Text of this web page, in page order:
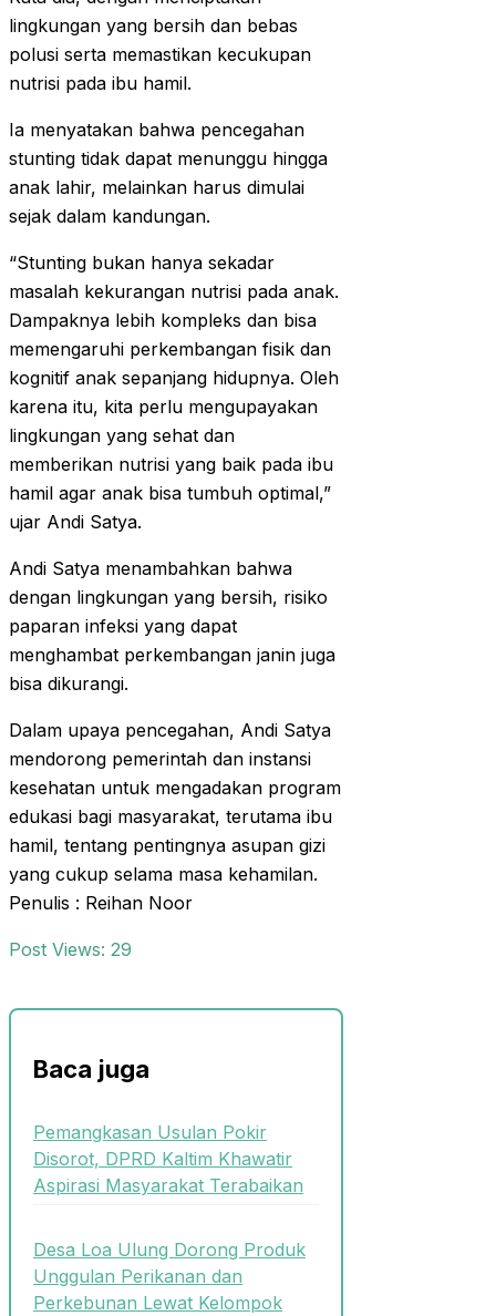
lingkungan yang bersih dan bebas
polusi serta memastikan kecukupan
nutrisi pada ibu hamil.
Ia menyatakan bahwa pencegahan
stunting tidak dapat menunggu hingga
anak lahir, melainkan harus dimulai
sejak dalam kandungan.
“Stunting bukan hanya sekadar
masalah kekurangan nutrisi pada anak.
Dampaknya lebih kompleks dan bisa
memengaruhi perkembangan fisik dan
kognitif anak sepanjang hidupnya. Oleh
karena itu, kita perlu mengupayakan
lingkungan yang sehat dan
memberikan nutrisi yang baik pada ibu
hamil agar anak bisa tumbuh optimal,”
ujar Andi Satya.
Andi Satya menambahkan bahwa
dengan lingkungan yang bersih, risiko
paparan infeksi yang dapat
menghambat perkembangan janin juga
bisa dikurangi.
Dalam upaya pencegahan, Andi Satya
mendorong pemerintah dan instansi
kesehatan untuk mengadakan program
edukasi bagi masyarakat, terutama ibu
hamil, tentang pentingnya asupan gizi
yang cukup selama masa kehamilan.
Penulis : Reihan Noor
Post Views: 29
Baca juga
Pemangkasan Usulan Pokir
Disorot, DPRD Kaltim Khawatir
Aspirasi Masyarakat Terabaikan
Desa Loa Ulung Dorong Produk
Unggulan Perikanan dan
Perkebunan Lewat Kelompok